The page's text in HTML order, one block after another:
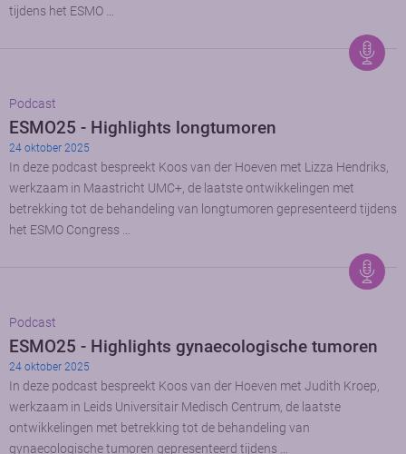
tijdens het ESMO …
Podcast
ESMO25 - Highlights longtumoren
24 oktober 2025
In deze podcast bespreekt Koos van der Hoeven met Lizza Hendriks,
werkzaam in Maastricht UMC+, de laatste ontwikkelingen met
betrekking tot de behandeling van longtumoren gepresenteerd tijdens
het ESMO Congress …
Podcast
ESMO25 - Highlights gynaecologische tumoren
24 oktober 2025
In deze podcast bespreekt Koos van der Hoeven met Judith Kroep,
werkzaam in Leids Universitair Medisch Centrum, de laatste
ontwikkelingen met betrekking tot de behandeling van
gynaecologische tumoren gepresenteerd tijdens …